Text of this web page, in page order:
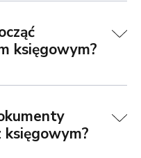
księgowym?